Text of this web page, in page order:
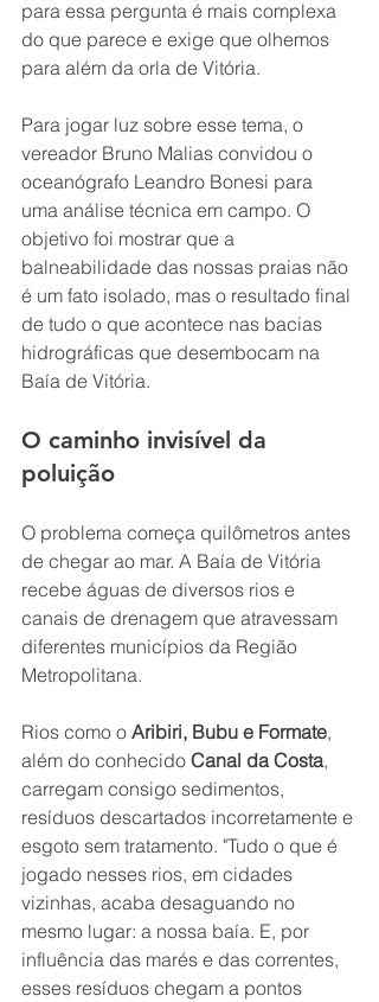
para essa pergunta é mais complexa
do que parece e exige que olhemos
para além da orla de Vitória.
Para jogar luz sobre esse tema, o
vereador Bruno Malias convidou o
oceanógrafo Leandro Bonesi para
uma análise técnica em campo. O
objetivo foi mostrar que a
balneabilidade das nossas praias não
é um fato isolado, mas o resultado final
de tudo o que acontece nas bacias
hidrográficas que desembocam na
Baía de Vitória.
O caminho invisível da
poluição
O problema começa quilômetros antes
de chegar ao mar. A Baía de Vitória
recebe águas de diversos rios e
canais de drenagem que atravessam
diferentes municípios da Região
Metropolitana.
Rios como o Aribiri, Bubu e Formate,
além do conhecido Canal da Costa,
carregam consigo sedimentos,
resíduos descartados incorretamente e
esgoto sem tratamento. "Tudo o que é
jogado nesses rios, em cidades
vizinhas, acaba desaguando no
mesmo lugar: a nossa baía. E, por
influência das marés e das correntes,
esses resíduos chegam a pontos